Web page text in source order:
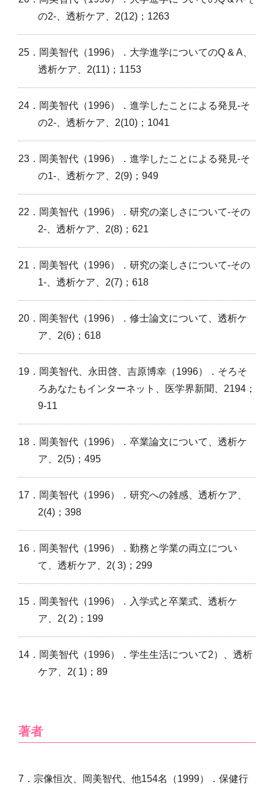
の2‐、透析ケア、2(12)；1263
25．岡美智代（1996）．大学進学についてのQ & A、
透析ケア、2(11)；1153
24．岡美智代（1996）．進学したことによる発見‐そ
の2‐、透析ケア、2(10)；1041
23．岡美智代（1996）．進学したことによる発見‐そ
の1‐、透析ケア、2(9)；949
22．岡美智代（1996）．研究の楽しさについて‐その
2‐、透析ケア、2(8)；621
21．岡美智代（1996）．研究の楽しさについて‐その
1‐、透析ケア、2(7)；618
20．岡美智代（1996）．修士論文について、透析ケ
ア、2(6)；618
19．岡美智代、永田啓、吉原博幸（1996）．そろそ
ろあなたもインターネット、医学界新聞、2194；
9-11
18．岡美智代（1996）．卒業論文について、透析ケ
ア、2(5)；495
17．岡美智代（1996）．研究への雑感、透析ケア、
2(4)；398
16．岡美智代（1996）．勤務と学業の両立につい
て、透析ケア、2( 3)；299
15．岡美智代（1996）．入学式と卒業式、透析ケ
ア、2( 2)；199
14．岡美智代（1996）．学生生活について2）、透析
ケア、2( 1)；89
著者
7．宗像恒次、岡美智代、他154名（1999）．保健行